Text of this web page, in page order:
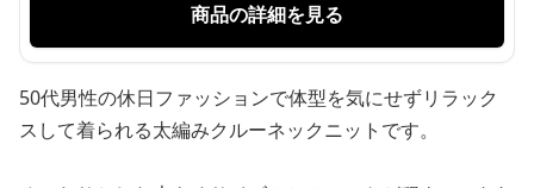
商品の詳細を見る
50代男性の休日ファッションで体型を気にせずリラック
スして着られる太編みクルーネックニットです。